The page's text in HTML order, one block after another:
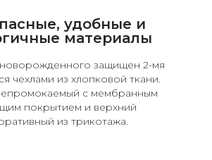
удобные и
материалы
защищен 2-мя
чехлами из хлопковой ткани.
с мембранным
покрытием и верхний
из трикотажа.